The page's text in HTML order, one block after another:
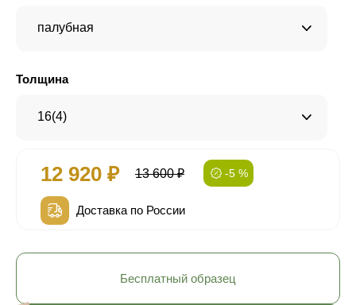
палубная
Толщина
16(4)
12 920 ₽ 13 600 ₽ -5 %
Доставка по России
Бесплатный образец